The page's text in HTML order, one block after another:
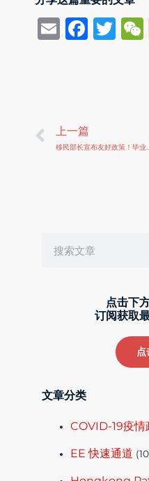
Email
上一篇
点击下
订阅获取
点
文章分类
COVID-19疫情
EE 快速通道